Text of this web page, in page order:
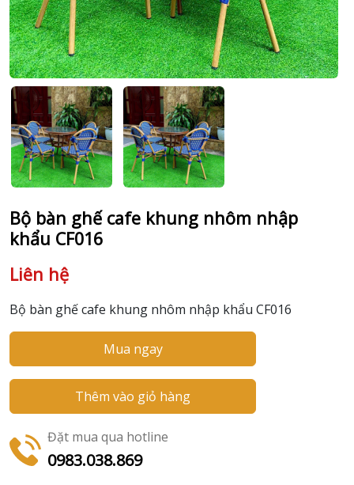
Bộ bàn ghế cafe khung nhôm nhập
khẩu CF016
Liên hệ
Bộ bàn ghế cafe khung nhôm nhập khẩu CF016
Mua ngay
Thêm vào giỏ hàng
Đặt mua qua hotline
0983.038.869